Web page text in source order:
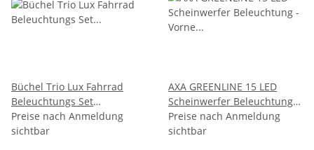
Büchel Trio Lux Fahrrad
Beleuchtungs Set
vorne/hinten Fahrradlicht
LED
Preise nach Anmeldung
sichtbar
AXA GREENLINE 15 LED
Scheinwerfer Beleuchtung -
Vorne & hinten - 15 LUX -
StVZO
Preise nach Anmeldung
sichtbar